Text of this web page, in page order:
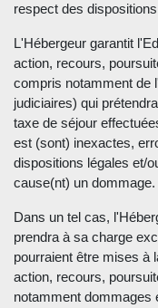
respect des
L'Hébergeur garantit
action, recours,
compris notamment de
judiciaires) qui
taxe de séjour
est (sont) inexactes,
dispositions légales et/
cause(nt) un dommage.
Dans un tel cas,
prendra à sa charge
pourraient être mises à
action, recours,
notamment dommages